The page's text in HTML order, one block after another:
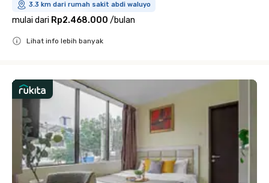
3.3 km dari rumah sakit abdi waluyo
mulai dari Rp2.468.000 /bulan
Lihat info lebih banyak